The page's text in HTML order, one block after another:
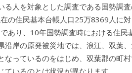
る人を対象とした調査である国勢調
の住民基本台帳人口25万8369人に
あり、10年国勢調査時における住民
沿岸の原発被災地では、浪江、双葉
なっているのをはじめ、双葉郡の町
ているのとは状況が異なります。